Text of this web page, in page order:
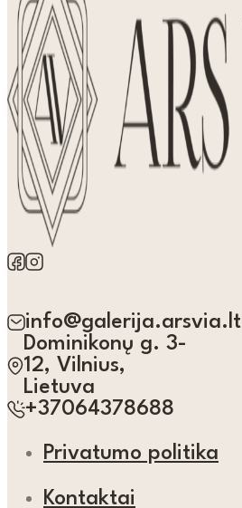
info@galerija.arsvia.lt
Dominikonų g. 3-
12, Vilnius,
Lietuva
+37064378688
Privatumo politika
Kontaktai